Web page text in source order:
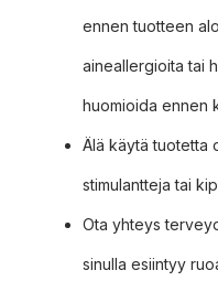
ennen tuotteen
aineallergioita tai
huomioida ennen
Älä käytä tuotetta
stimulantteja tai
Ota yhteys
sinulla esiintyy